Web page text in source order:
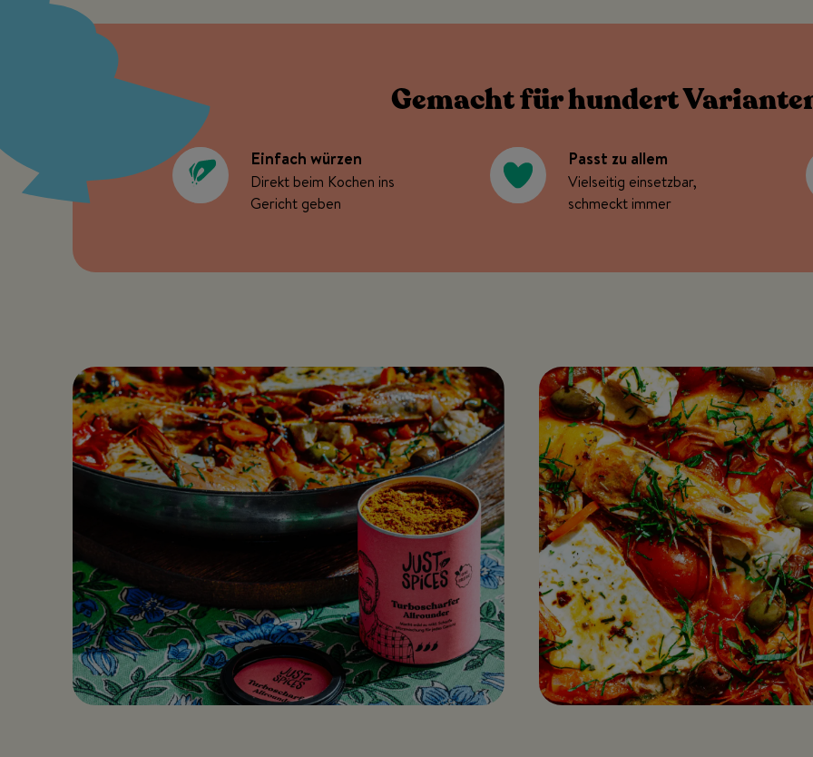
Gemacht für hundert
Einfach würzen
Direkt beim Kochen ins
Gericht geben
Passt zu allem
Vielseitig einsetzbar,
schmeckt immer